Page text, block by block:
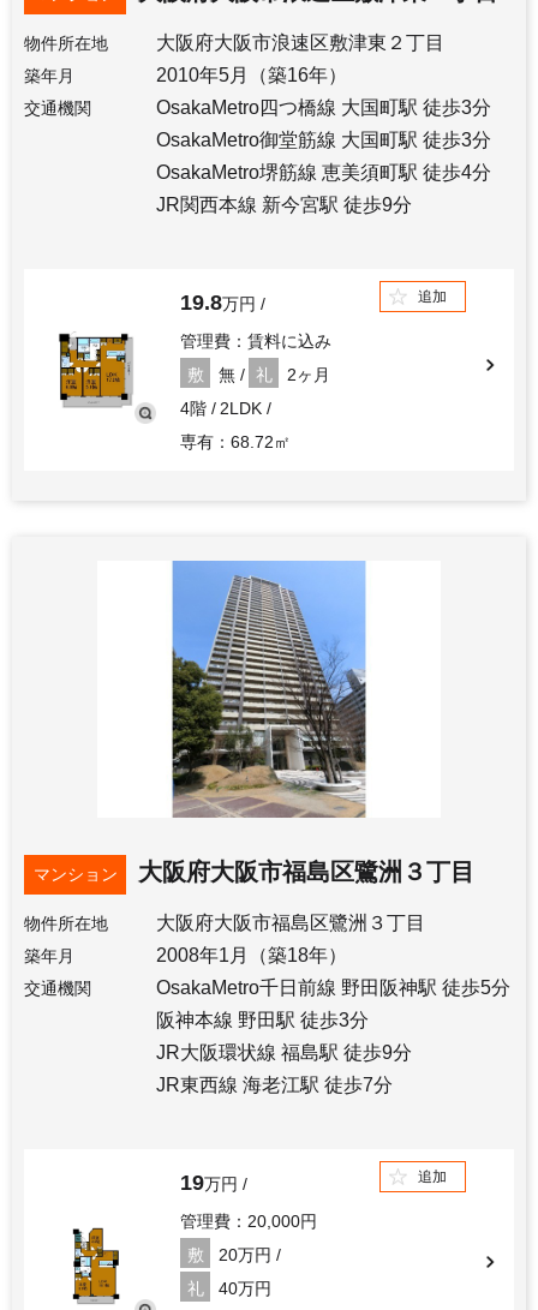
物件所在地 大阪府大阪市浪速区敷津東２丁目
築年月 2010年5月（築16年）
交通機関
OsakaMetro四つ橋線 大国町駅 徒歩3分
OsakaMetro御堂筋線 大国町駅 徒歩3分
OsakaMetro堺筋線 恵美須町駅 徒歩4分
JR関西本線 新今宮駅 徒歩9分
19.8万円
管理費：賃料に込み
敷
無 礼
2ヶ月
4階
2LDK
専有：68.72㎡
追加
マンション 大阪府大阪市福島区鷺洲３丁目
物件所在地 大阪府大阪市福島区鷺洲３丁目
築年月 2008年1月（築18年）
交通機関
OsakaMetro千日前線 野田阪神駅 徒歩5分
阪神本線 野田駅 徒歩3分
JR大阪環状線 福島駅 徒歩9分
JR東西線 海老江駅 徒歩7分
19万円
管理費：20,000円
敷
20万円
礼
40万円
追加